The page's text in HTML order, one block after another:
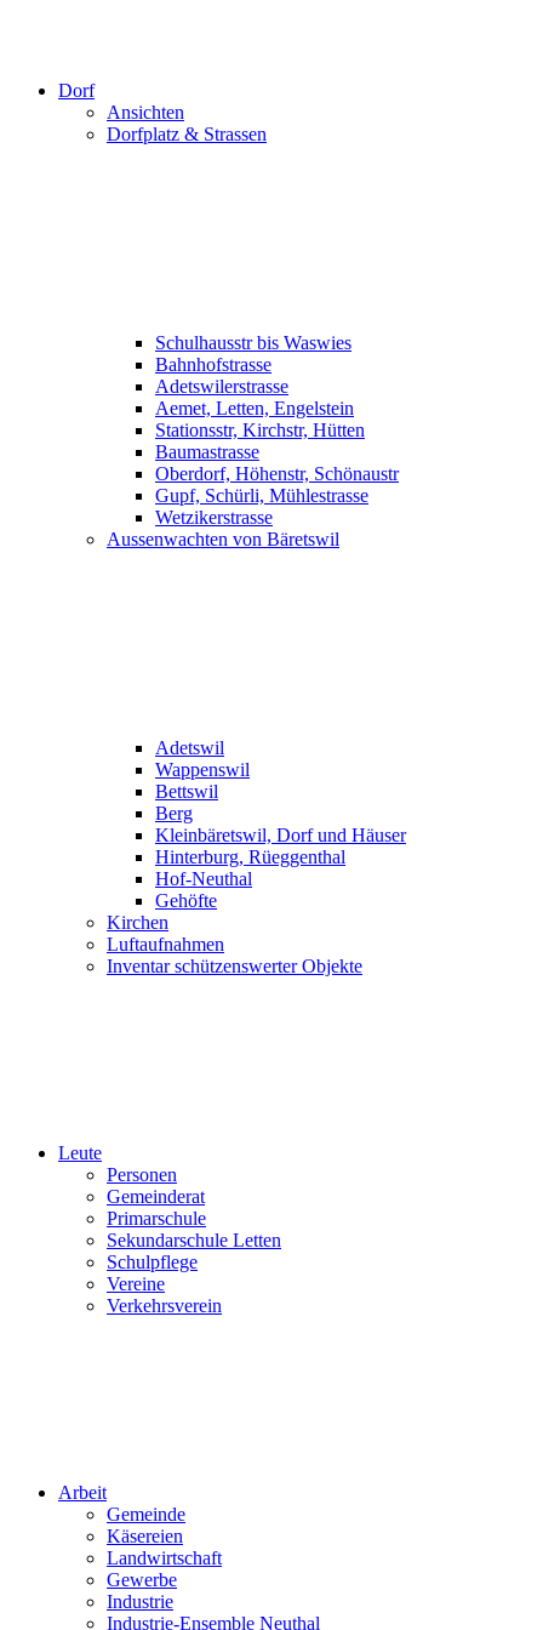
Dorf
Ansichten
Dorfplatz & Strassen
Schulhausstr bis Waswies
Bahnhofstrasse
Adetswilerstrasse
Aemet, Letten, Engelstein
Stationsstr, Kirchstr, Hütten
Baumastrasse
Oberdorf, Höhenstr, Schönaustr
Gupf, Schürli, Mühlestrasse
Wetzikerstrasse
Aussenwachten von Bäretswil
Adetswil
Wappenswil
Bettswil
Berg
Kleinbäretswil, Dorf und Häuser
Hinterburg, Rüeggenthal
Hof-Neuthal
Gehöfte
Kirchen
Luftaufnahmen
Inventar schützenswerter Objekte
Leute
Personen
Gemeinderat
Primarschule
Sekundarschule Letten
Schulpflege
Vereine
Verkehrsverein
Arbeit
Gemeinde
Käsereien
Landwirtschaft
Gewerbe
Industrie
Industrie-Ensemble Neuthal